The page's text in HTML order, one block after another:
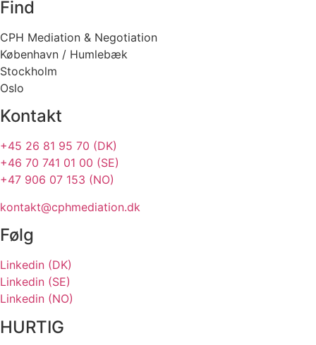
Find
CPH Mediation & Negotiation
København / Humlebæk
Stockholm
Oslo
Kontakt
+45 26 81 95 70 (DK)
+46 70 741 01 00 (SE)
+47 906 07 153 (NO)
kontakt@cphmediation.dk
Følg
Linkedin (DK)
Linkedin (SE)
Linkedin (NO)
HURTIG